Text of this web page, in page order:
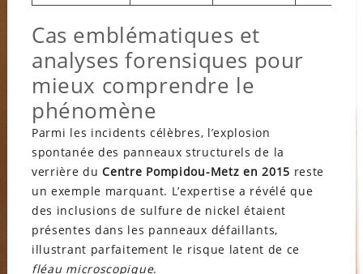
Cas emblématiques et
analyses forensiques pour
mieux comprendre le
phénomène
Parmi les incidents célèbres, l’explosion
spontanée des panneaux structurels de la
verrière duCentre Pompidou-Metz en 2015 reste
un exemple marquant. L’expertise a révélé que
des inclusions de sulfure de nickel étaient
présentes dans les panneaux défaillants,
illustrant parfaitement le risque latent de ce
fléau microscopique.